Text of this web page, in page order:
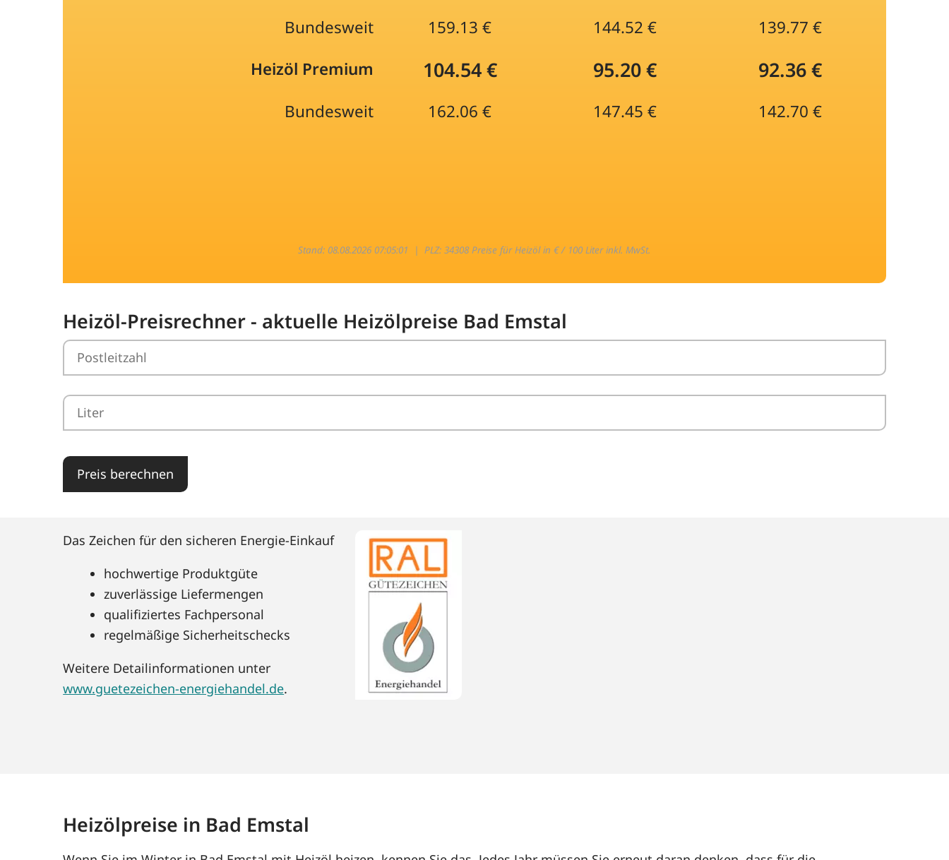
Bundesweit 159.13 € 144.52 €
139.77 €
Heizöl Premium
104.54 € 95.20 € 92.36 €
Bundesweit 162.06 € 147.45 € 142.70 €
Stand: 08.08.2026 07:05:01 |PLZ: 34308 Preise für Heizöl in € / 100 Liter inkl. MwSt.
Heizöl-Preisrechner - aktuelle Heizölpreise Bad Emstal
Preis berechnen
Das Zeichen für den sicheren Energie-Einkauf
hochwertige Produktgüte
zuverlässige Liefermengen
qualifiziertes Fachpersonal
regelmäßige Sicherheitschecks
Weitere Detailinformationen unter
www.guetezeichen-energiehandel.de.
Heizölpreise in Bad Emstal